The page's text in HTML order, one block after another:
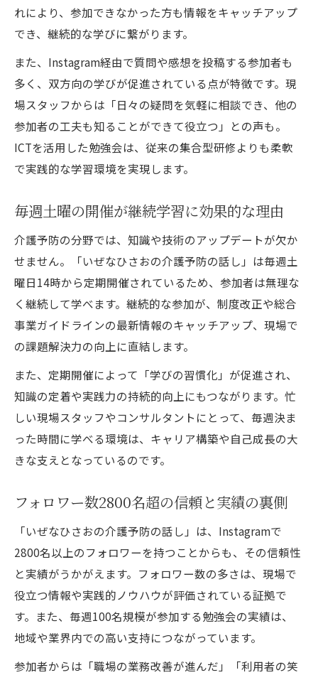
れにより、参加できなかった方も情報をキャッチアップ
でき、継続的な学びに繋がります。
また、Instagram経由で質問や感想を投稿する参加者も
多く、双方向の学びが促進されている点が特徴です。現
場スタッフからは「日々の疑問を気軽に相談でき、他の
参加者の工夫も知ることができて役立つ」との声も。
ICTを活用した勉強会は、従来の集合型研修よりも柔軟
で実践的な学習環境を実現します。
毎週土曜の開催が継続学習に効果的な理由
介護予防の分野では、知識や技術のアップデートが欠か
せません。「いぜなひさおの介護予防の話し」は毎週土
曜日14時から定期開催されているため、参加者は無理な
く継続して学べます。継続的な参加が、制度改正や総合
事業ガイドラインの最新情報のキャッチアップ、現場で
の課題解決力の向上に直結します。
また、定期開催によって「学びの習慣化」が促進され、
知識の定着や実践力の持続的向上にもつながります。忙
しい現場スタッフやコンサルタントにとって、毎週決ま
った時間に学べる環境は、キャリア構築や自己成長の大
きな支えとなっているのです。
フォロワー数2800名超の信頼と実績の裏側
「いぜなひさおの介護予防の話し」は、Instagramで
2800名以上のフォロワーを持つことからも、その信頼性
と実績がうかがえます。フォロワー数の多さは、現場で
役立つ情報や実践的ノウハウが評価されている証拠で
す。また、毎週100名規模が参加する勉強会の実績は、
地域や業界内での高い支持につながっています。
参加者からは「職場の業務改善が進んだ」「利用者の笑